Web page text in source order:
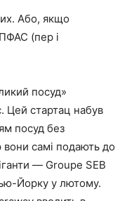
Або, якщо
(пер і
посуд»
Цей стартац набув
посуд без
самі подають до
— Groupe SEB
Йорку у лютому.